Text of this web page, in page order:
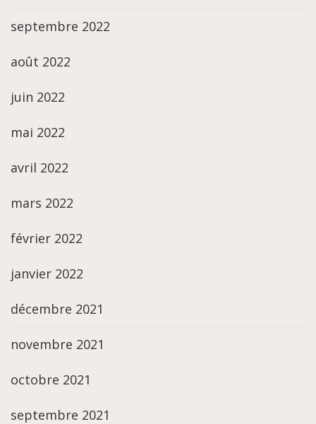
septembre 2022
août 2022
juin 2022
mai 2022
avril 2022
mars 2022
février 2022
janvier 2022
décembre 2021
novembre 2021
octobre 2021
septembre 2021